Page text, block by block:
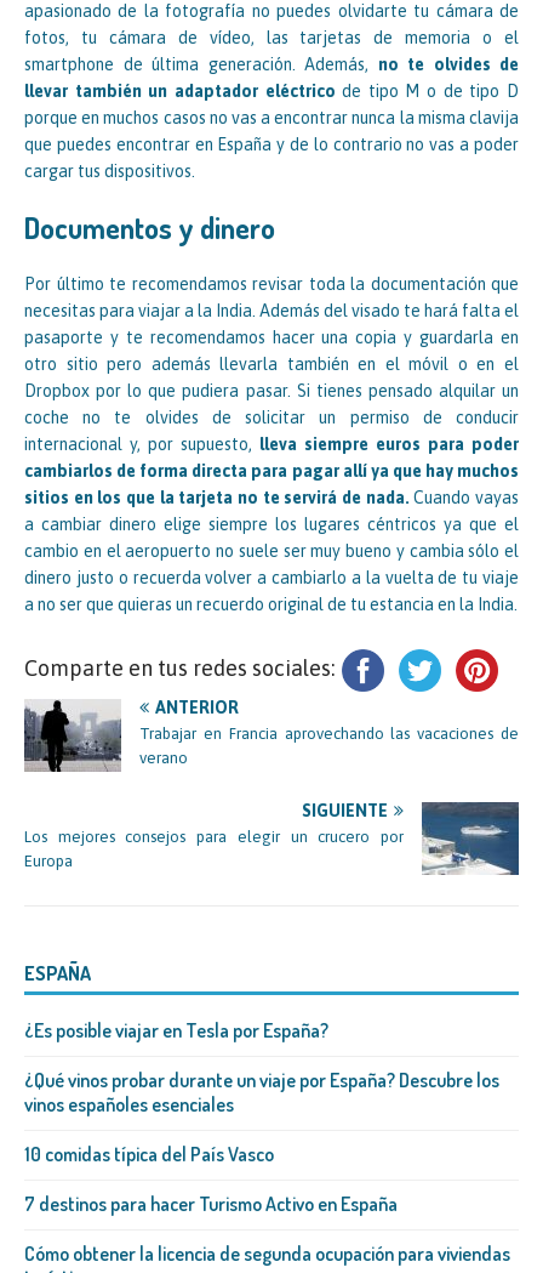
apasionado de la fotografía no puedes olvidarte tu cámara de
fotos, tu cámara de vídeo, las tarjetas de memoria o el
smartphone de última generación. Además, no te olvides de
llevar también un adaptador eléctrico de tipo M o de tipo D
porque en muchos casos no vas a encontrar nunca la misma clavija
que puedes encontrar en España y de lo contrario no vas a poder
cargar tus dispositivos.
Documentos y dinero
Por último te recomendamos revisar toda la documentación que
necesitas para viajar a la India. Además del visado te hará falta el
pasaporte y te recomendamos hacer una copia y guardarla en
otro sitio pero además llevarla también en el móvil o en el
Dropbox por lo que pudiera pasar. Si tienes pensado alquilar un
coche no te olvides de solicitar un permiso de conducir
internacional y, por supuesto, lleva siempre euros para poder
cambiarlos de forma directa para pagar allí ya que hay muchos
sitios en los que la tarjeta no te servirá de nada. Cuando vayas
a cambiar dinero elige siempre los lugares céntricos ya que el
cambio en el aeropuerto no suele ser muy bueno y cambia sólo el
dinero justo o recuerda volver a cambiarlo a la vuelta de tu viaje
a no ser que quieras un recuerdo original de tu estancia en la India.
Comparte en tus redes sociales:
ANTERIOR
Trabajar en Francia aprovechando las vacaciones de
verano
SIGUIENTE
Los mejores consejos para elegir un crucero por
Europa
ESPAÑA
¿Es posible viajar en Tesla por España?
¿Qué vinos probar durante un viaje por España? Descubre los
vinos españoles esenciales
10 comidas típica del País Vasco
7 destinos para hacer Turismo Activo en España
Cómo obtener la licencia de segunda ocupación para viviendas